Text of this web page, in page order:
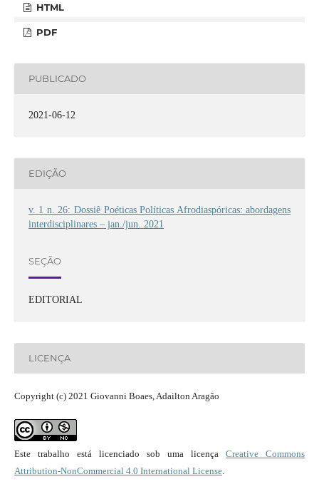
HTML
PDF
PUBLICADO
2021-06-12
EDIÇÃO
v. 1 n. 26: Dossiê Poéticas Políticas Afrodiaspóricas: abordagens
interdisciplinares – jan./jun. 2021
SEÇÃO
EDITORIAL
LICENÇA
Copyright (c) 2021 Giovanni Boaes, Adailton Aragão
Este trabalho está licenciado sob uma licençaCreative Commons
Attribution-NonCommercial 4.0 International License.